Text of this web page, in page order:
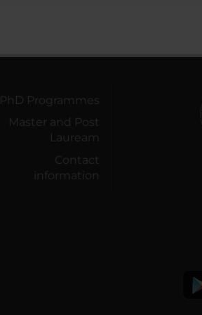
PhD Programmes
Master and Post
Lauream
Contact
information